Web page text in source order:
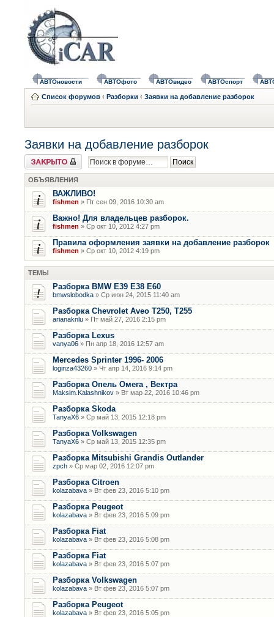
АВТОновости АВТОфото АВТОвидео АВТОспорт
Список форумов ‹ Разборки ‹ Заявки на добавление разборок
Заявки на добавление разборок
Форум закрыт
ОБЪЯВЛЕНИЯ
ВАЖЛИВО!
fishmen » Пт сен 09, 2016 10:30 am
Важно! Для владельцев разборок.
fishmen » Ср окт 10, 2012 4:27 pm
Правила оформления заявки на добавление разборок
fishmen » Ср окт 10, 2012 4:19 pm
ТЕМЫ
Разборка BMW E39 E38 E60
bmwslobodka » Ср июн 24, 2015 11:40 am
Разборка Chevrolet Aveo T250, T255
arianaknlu » Пт май 27, 2016 2:15 pm
Разборка Lexus
vanya06 » Пн апр 18, 2016 12:57 am
Mercedes Sprinter 1996- 2006
loginza43260 » Чт апр 14, 2016 9:14 pm
Разборка Опель Омега , Вектра
Maksim.Kalashnikov » Вт мар 22, 2016 10:46 pm
Разборка Skoda
TanyaX6 » Ср май 13, 2015 12:18 pm
Разборка Volkswagen
TanyaX6 » Ср май 13, 2015 12:35 pm
Разборка Mitsubishi Grandis Outlander
zpch » Ср мар 02, 2016 12:07 pm
Разборка Citroen
kolazabava » Вт фев 23, 2016 5:10 pm
Разборка Peugeot
kolazabava » Вт фев 23, 2016 5:09 pm
Разборка Fiat
kolazabava » Вт фев 23, 2016 5:08 pm
Разборка Fiat
kolazabava » Вт фев 23, 2016 5:07 pm
Разборка Volkswagen
kolazabava » Вт фев 23, 2016 5:07 pm
Разборка Peugeot
kolazabava » Вт фев 23, 2016 5:05 pm